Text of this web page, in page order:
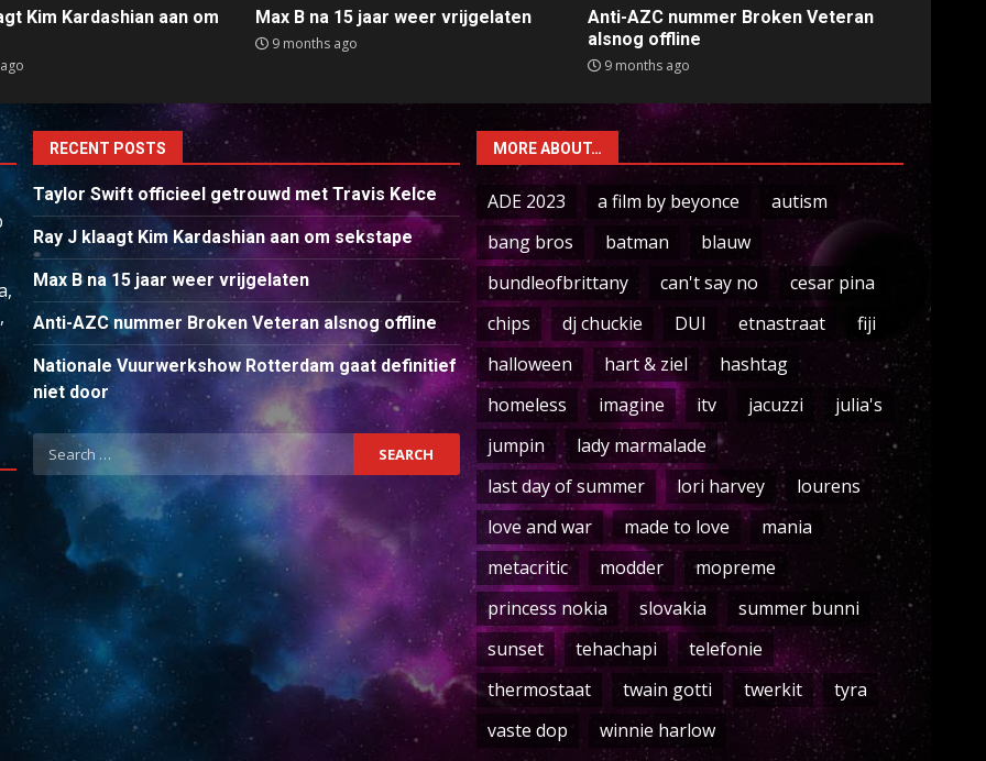
Kim Kardashian aan om
Max B na 15 jaar weer vrijgelaten
9 months ago
Anti-AZC nummer Broken Veteran
alsnog offline
9 months ago
RECENT POSTS
Taylor Swift officieel getrouwd met Travis Kelce
Ray J klaagt Kim Kardashian aan om sekstape
Max B na 15 jaar weer vrijgelaten
Anti-AZC nummer Broken Veteran alsnog offline
Nationale Vuurwerkshow Rotterdam gaat definitief
niet door
Search
for:
MORE ABOUT…
ADE 2023 a film by beyonce
autism
bang bros
batman
blauw
bundleofbrittany
can't say no
cesar pina
chips
dj chuckie DUI etnastraat
fiji
halloween
hart & ziel
hashtag
homeless
imagine itv jacuzzi
julia's
jumpin
lady marmalade
last day of summer
lori harvey
lourens
love and war
made to love
mania
metacritic
modder
mopreme
princess nokia
slovakia
summer bunni
sunset
tehachapi
telefonie
thermostaat
twain gotti twerkit
tyra
vaste dop
winnie harlow